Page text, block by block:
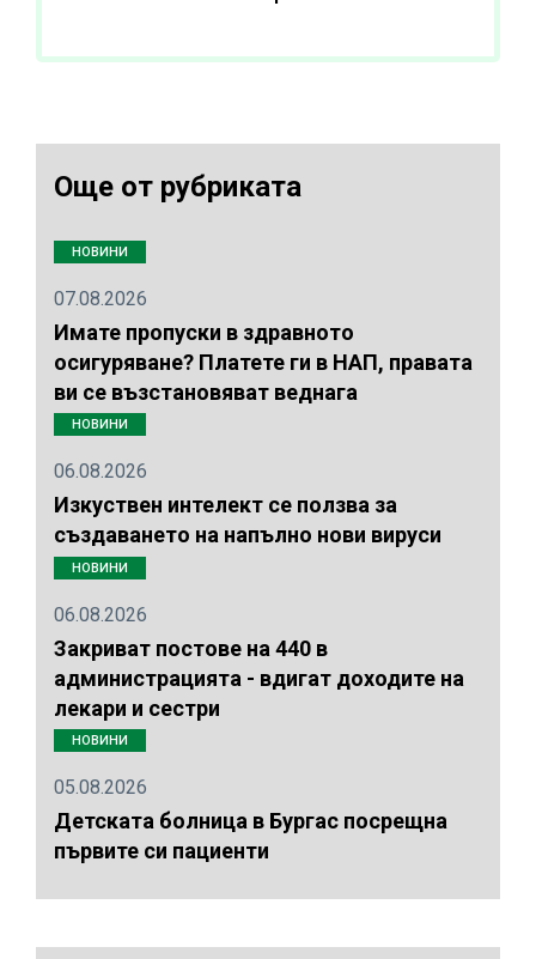
Още от рубриката
НОВИНИ
07.08.2026
Имате пропуски в здравното
осигуряване? Платете ги в НАП, правата
ви се възстановяват веднага
НОВИНИ
06.08.2026
Изкуствен интелект се ползва за
създаването на напълно нови вируси
НОВИНИ
06.08.2026
Закриват постове на 440 в
администрацията - вдигат доходите на
лекари и сестри
НОВИНИ
05.08.2026
Детската болница в Бургас посрещна
първите си пациенти